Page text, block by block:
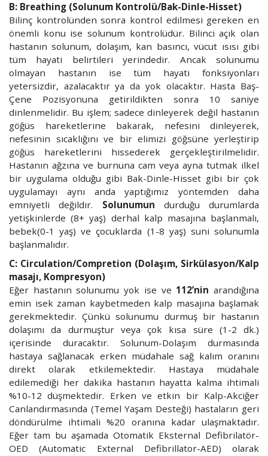
B: Breathing (Solunum Kontrolü/Bak-Dinle-Hisset)
Bilinç kontrolünden sonra kontrol edilmesi gereken en
önemli konu ise solunum kontrolüdür. Bilinci açık olan
hastanın solunum, dolaşım, kan basıncı, vücut ısısı gibi
tüm hayati belirtileri yerindedir. Ancak solunumu
olmayan hastanın ise tüm hayati fonksiyonları
yetersizdir, azalacaktır ya da yok olacaktır. Hasta Baş-
Çene Pozisyonuna getirildikten sonra 10 saniye
dinlenmelidir. Bu işlem; sadece dinleyerek değil hastanın
göğüs hareketlerine bakarak, nefesini dinleyerek,
nefesinin sıcaklığını ve bir elimizi göğsüne yerleştirip
göğüs hareketlerini hissederek gerçekleştirilmelidir.
Hastanın ağzına ve burnuna cam veya ayna tutmak ilkel
bir uygulama olduğu gibi Bak-Dinle-Hisset gibi bir çok
uygulamayı aynı anda yaptığımız yöntemden daha
emniyetli değildir. Solunumun durduğu durumlarda
yetişkinlerde (8+ yaş) derhal kalp masajına başlanmalı,
bebek(0-1 yaş) ve çocuklarda (1-8 yaş) suni solunumla
başlanmalıdır.
C: Circulation/Compretion (Dolaşım, Sirkülasyon/Kalp
masajı, Kompresyon)
Eğer hastanın solunumu yok ise ve 112’nin arandığına
emin isek zaman kaybetmeden kalp masajına başlamak
gerekmektedir. Çünkü solunumu durmuş bir hastanın
dolaşımı da durmuştur veya çok kısa süre (1-2 dk.)
içerisinde duracaktır. Solunum-Dolaşım durmasında
hastaya sağlanacak erken müdahale sağ kalım oranını
direkt olarak etkilemektedir. Hastaya müdahale
edilemediği her dakika hastanın hayatta kalma ihtimali
%10-12 düşmektedir. Erken ve etkin bir Kalp-Akciğer
Canlandırmasında (Temel Yaşam Desteği) hastaların geri
döndürülme ihtimali %20 oranına kadar ulaşmaktadır.
Eğer tam bu aşamada Otomatik Eksternal Defibrilatör-
OED (Automatic External Defibrillator-AED) olarak